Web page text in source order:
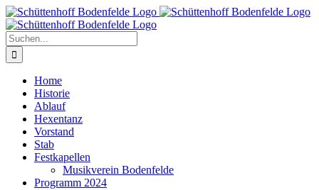
Zum
Inhalt
springen
Suche
nach:
Home
Historie
Ablauf
Hexentanz
Vorstand
Stab
Festkapellen
Musikverein Bodenfelde
Programm 2024